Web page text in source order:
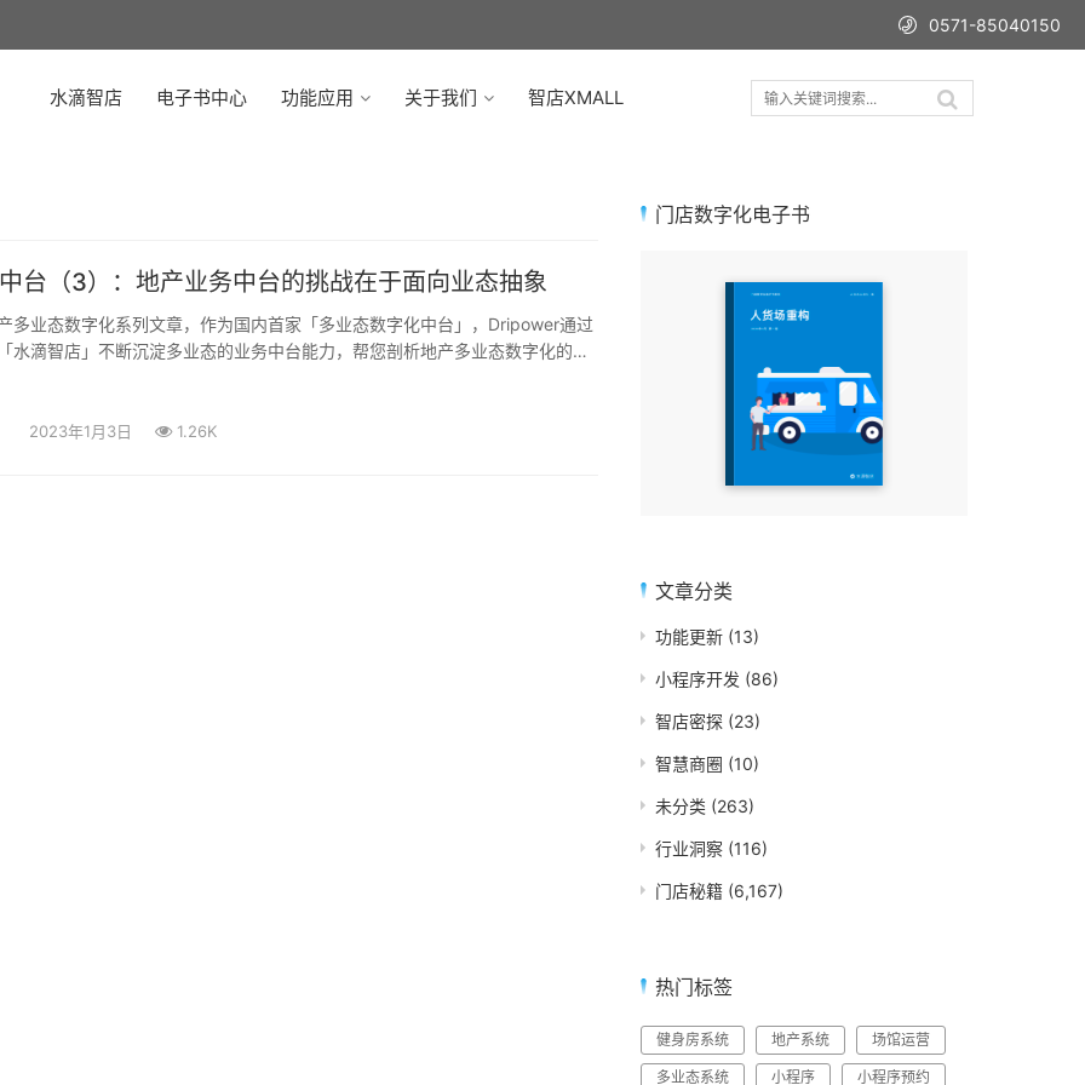
0571-85040150
水滴智店 电子书中心 功能应用 关于我们 智店XMALL
台（3）：地产业务中台的挑战在于面向业态抽象
多业态数字化系列文章，作为国内首家「多业态数字化中台」，Dripower通过
水滴智店」不断沉淀多业态的业务中台能力，帮您剖析地产多业态数字化的方
2023年1月3日 1.26K
门店数字化电子书
文章分类
功能更新 (13)
小程序开发 (86)
智店密探 (23)
智慧商圈 (10)
未分类 (263)
行业洞察 (116)
门店秘籍 (6,167)
热门标签
健身房系统 地产系统 场馆运营
多业态系统 小程序 小程序预约